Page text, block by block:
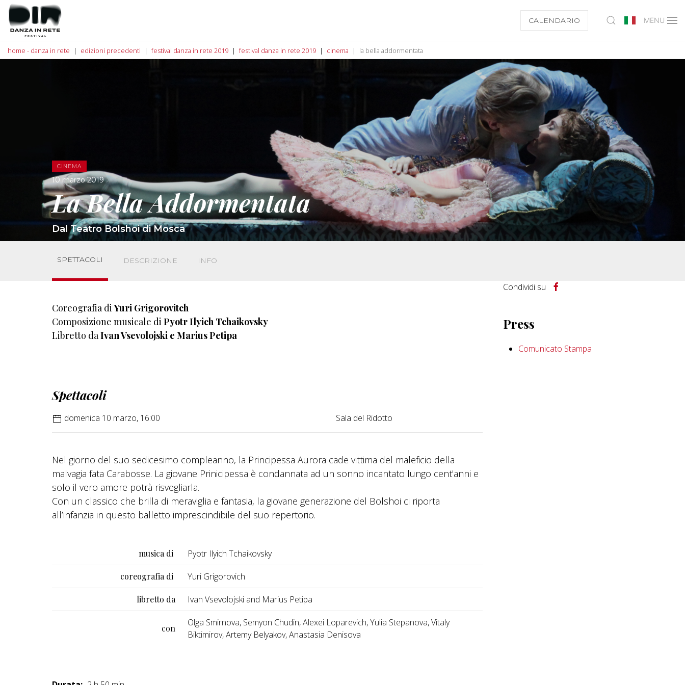
CALENDARIO MENU
home - danza in rete edizioni precedenti festival danza in rete 2019 festival danza in rete 2019 cinema la bella addormentata
CINEMA
10 marzo 2019
La Bella Addormentata
Dal Teatro Bolshoi di Mosca
SPETTACOLI DESCRIZIONE INFO
Coreografia diYuri Grigorovitch
Composizione musicale di Pyotr Ilyich Tchaikovsky
Libretto daIvan Vsevolojski e Marius Petipa
Spettacoli
domenica 10 marzo, 16:00 Sala del Ridotto
Nel giorno del suo sedicesimo compleanno, la Principessa Aurora cade vittima del maleficio della
malvagia fata Carabosse. La giovane Prinicipessa è condannata ad un sonno incantato lungo cent'anni e
solo il vero amore potrà risvegliarla.
Con un classico che brilla di meraviglia e fantasia, la giovane generazione del Bolshoi ci riporta
all’infanzia in questo balletto imprescindibile del suo repertorio.
musica di Pyotr Ilyich Tchaikovsky
coreografia di Yuri Grigorovich
libretto da Ivan Vsevolojski and Marius Petipa
con
Olga Smirnova, Semyon Chudin, Alexei Loparevich, Yulia Stepanova, Vitaly
Biktimirov, Artemy Belyakov, Anastasia Denisova
Condividi su
Press
Comunicato Stampa